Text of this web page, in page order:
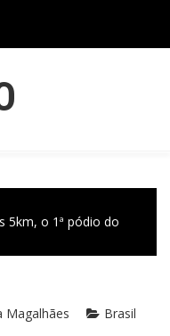
5km, o 1ª pódio do
Magalhães Brasil